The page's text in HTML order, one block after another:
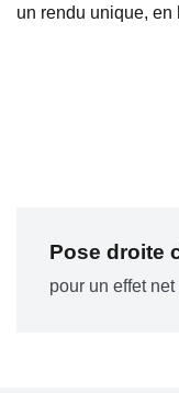
un rendu unique, en
Pose droite
pour un effet